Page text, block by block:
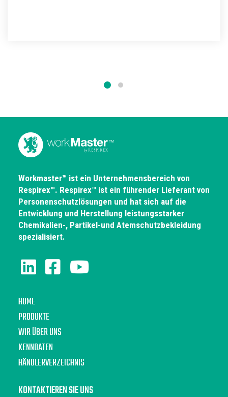
WEITERE DETAILS
Workmaster™ ist ein Unternehmensbereich von
Respirex™. Respirex™ ist ein führender Lieferant von
Personenschutzlösungen und hat sich auf die
Entwicklung und Herstellung leistungsstarker
Chemikalien-, Partikel-und Atemschutzbekleidung
spezialisiert.
HOME
PRODUKTE
WIR ÜBER UNS
KENNDATEN
HÄNDLERVERZEICHNIS
KONTAKTIEREN SIE UNS